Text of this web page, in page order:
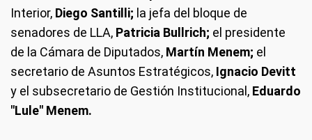
Interior, Diego Santilli; la jefa del bloque de
senadores de LLA, Patricia Bullrich; el presidente
de la Cámara de Diputados, Martín Menem; el
secretario de Asuntos Estratégicos, Ignacio Devitt
y el subsecretario de Gestión Institucional, Eduardo
"Lule" Menem.